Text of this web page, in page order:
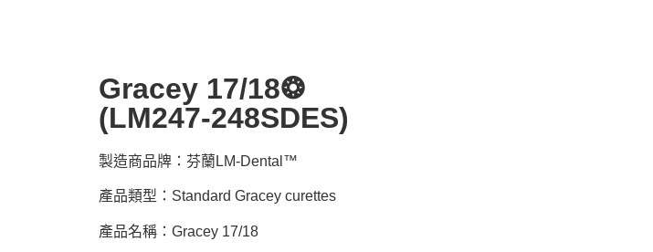
Gracey 17/18❂
(LM247-248SDES)
製造商品牌：芬蘭LM-Dental™
產品類型：Standard Gracey curettes
產品名稱：Gracey 17/18